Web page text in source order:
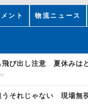
ント 物流ニュース
飛び出し注意 夏休みは
7